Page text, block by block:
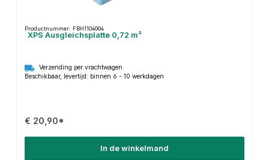
Productnummer: FBH1104004
XPS Ausgleichsplatte 0,72 m²
Verzending per vrachtwagen
Beschikbaar, levertijd: binnen 6 - 10 werkdagen
€ 20,90*
In de winkelmand